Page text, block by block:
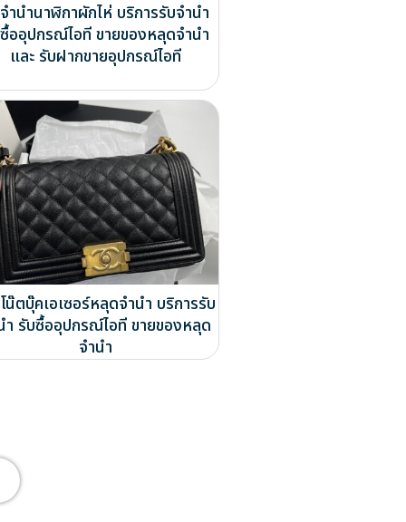
ำนำนาฬิกาผักไห่ บริการรับจำนำ
ออุปกรณ์ไอที ขายของหลุดจำนำ
และ รับฝากขายอุปกรณ์ไอที
น๊ตบุ๊คเอเซอร์หลุดจำนำ บริการรับ
ำ รับซื้ออุปกรณ์ไอที ขายของหลุด
จำนำ